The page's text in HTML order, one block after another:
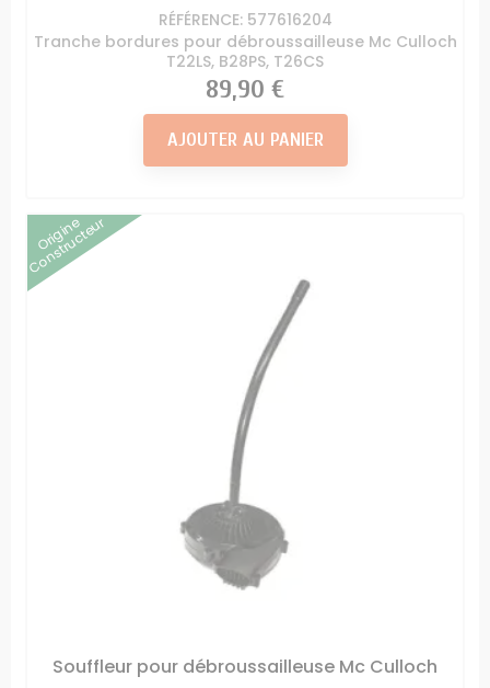
RÉFÉRENCE: 577616204
Tranche bordures pour débroussailleuse Mc Culloch
T22LS, B28PS, T26CS
Prix
89,90 €
AJOUTER AU PANIER
Origine
Constructeur
Souffleur pour débroussailleuse Mc Culloch